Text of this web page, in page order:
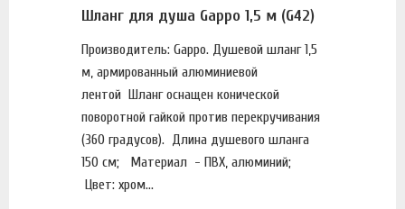
Шланг для душа Gappo 1,5 м (G42)
Производитель: Gappo. Душевой шланг 1,5
м, армированный алюминиевой
лентой Шланг оснащен конической
поворотной гайкой против перекручивания
(360 градусов). Длина душевого шланга
150 см; Материал - ПВХ, алюминий;
Цвет: хром...